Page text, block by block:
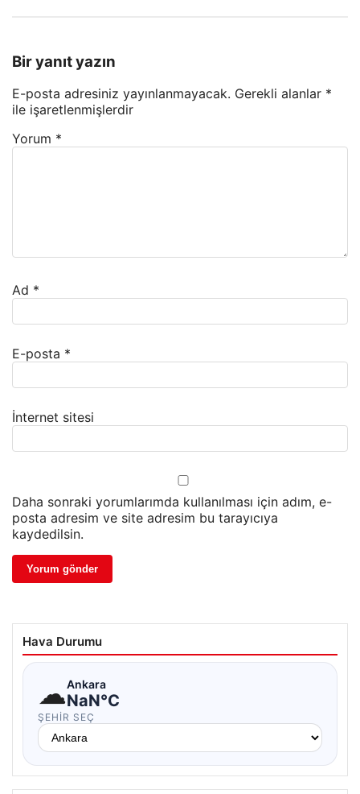
Bir yanıt yazın
E-posta adresiniz yayınlanmayacak. Gerekli alanlar *
ile işaretlenmişlerdir
Yorum *
Ad *
E-posta *
İnternet sitesi
Daha sonraki yorumlarımda kullanılması için adım, e-
posta adresim ve site adresim bu tarayıcıya
kaydedilsin.
Hava Durumu
☁Ankara
NaN°C
ŞEHIR SEÇ